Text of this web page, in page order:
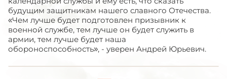
будущим защитникам нашего славного Отечества.
«Чем лучше будет подготовлен призывник к
военной службе, тем лучше он будет служить в
армии, тем лучше будет наша
обороноспособность», - уверен Андрей Юрьевич.